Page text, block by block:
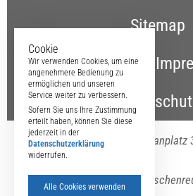
Sitemap
Kontakt &
Maximilianplatz
95643
Cookie
Wir verwenden Cookies, um eine
angenehmere Bedienung zu
ermöglichen und unseren
Service weiter zu verbessern.
Sofern Sie uns Ihre Zustimmung
erteilt haben, können Sie diese
jederzeit in der
Datenschutzerklärung
widerrufen.
Alle Cookies verwenden